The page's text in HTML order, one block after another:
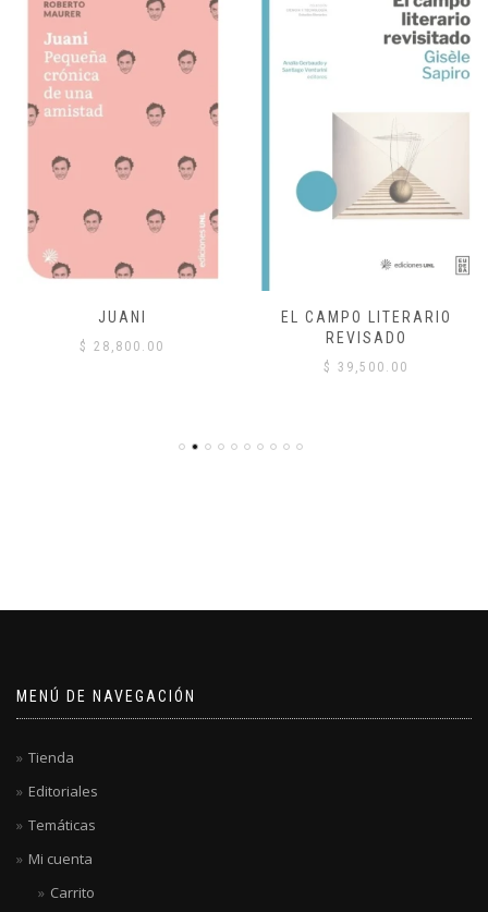
JUANI
$ 28,800.00
EL CAMPO LITERARIO
REVISADO
$ 39,500.00
MENÚ DE NAVEGACIÓN
Tienda
Editoriales
Temáticas
Mi cuenta
Carrito